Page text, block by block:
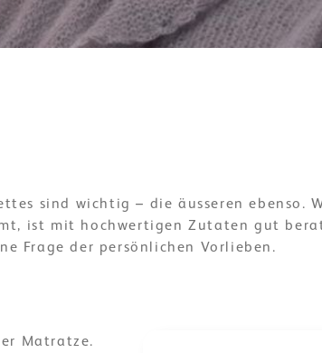
sind wichtig – die äusseren ebenso.
ist mit hochwertigen Zutaten gut
Frage der persönlichen Vorlieben.
Matratze.